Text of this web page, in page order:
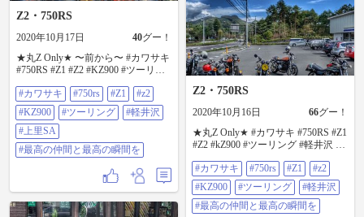
Z2・750RS
2020年10月17日 40グー！
★丸Z Only★ 〜前から〜 #カワサキ
#750RS #Z1 #Z2 #KZ900 #ツーリン
最高の瞬間を
#カワサキ #750rs #Z1
#z2
#KZ900
#ツーリング
#軽井沢
#上里SA
#最高の仲間と最高の瞬間を
Z2・750RS
2020年10月16日 66グー！
★丸Z Only★ #カワサキ #750RS #Z1
#Z2 #kZ900 #ツーリング #軽井沢 #
#カワサキ
#750rs #Z1
#z2
#KZ900
#ツーリング
#軽井沢
#最高の仲間と最高の瞬間を